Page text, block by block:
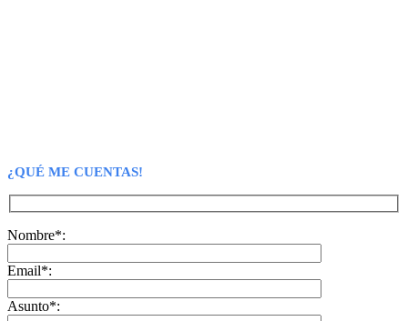
¿QUÉ ME CUENTAS!
Nombre*:
Email*:
Asunto*: